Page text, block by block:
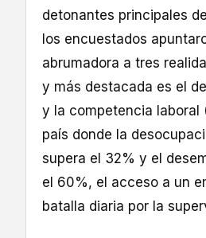
detonantes principales
los encuestados
abrumadora a tres
y más destacada es el
y la competencia laboral
país donde la
supera el 32% y el
el 60%, el acceso a un
batalla diaria por la